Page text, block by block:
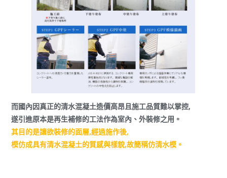
而國內因真正的清水混凝土造價高昂且施工品質難以掌控,
遂引進原本是再生補修的工法作為室內、外裝修之用。
其目的是讓欲裝修的面層,經過施作後,
模仿成具有清水混凝土的質感與樣貌,故簡稱仿清水模。